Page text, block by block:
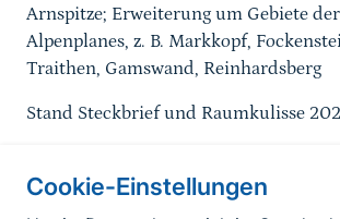
Cookie-Einstellungen
Arnspitze; Erweiterung um Gebiete
Alpenplanes, z. B. Markkopf,
Traithen, Gamswand, Reinhardsberg
Stand Steckbrief und Raumkulisse
Informationen zur Seite